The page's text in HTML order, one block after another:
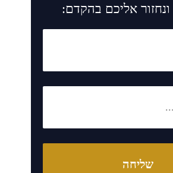
אליכם בהקדם: